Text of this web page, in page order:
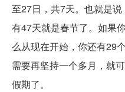
至27日，共7天。也就是
有47天就是春节了。如果
么从现在开始，你还有29
需要再坚持一个多月，就
假期了。